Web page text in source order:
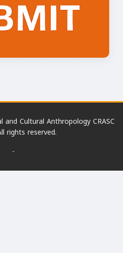
Cultural Anthropology CRASC
rights reserved.
-